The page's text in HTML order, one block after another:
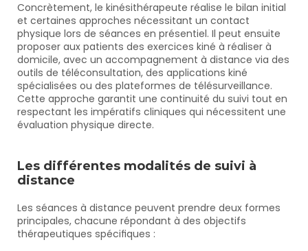
Concrètement, le kinésithérapeute réalise le bilan initial
et certaines approches nécessitant un contact
physique lors de séances en présentiel. Il peut ensuite
proposer aux patients des exercices kiné à réaliser à
domicile, avec un accompagnement à distance via des
outils de téléconsultation, des applications kiné
spécialisées ou des plateformes de télésurveillance.
Cette approche garantit une continuité du suivi tout en
respectant les impératifs cliniques qui nécessitent une
évaluation physique directe.
Les différentes modalités de suivi à
distance
Les séances à distance peuvent prendre deux formes
principales, chacune répondant à des objectifs
thérapeutiques spécifiques :